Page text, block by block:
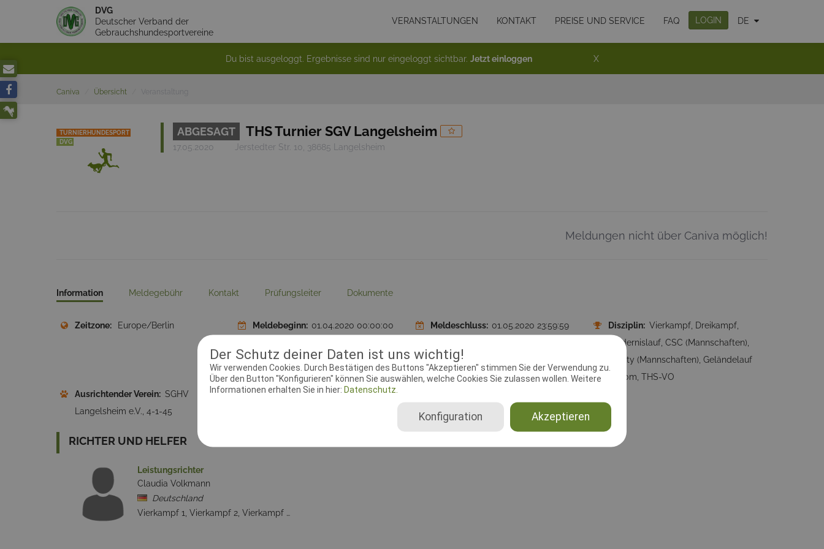
Der Schutz deiner Daten ist uns wichtig!
Wir verwenden Cookies. Durch Bestätigen des Buttons "Akzeptieren" stimmen Sie der Verwendung zu.
Über den Button "Konfigurieren" können Sie auswählen, welche Cookies Sie zulassen wollen. Weitere
Informationen erhalten Sie in hier: Datenschutz.
Akzeptieren
Konfiguration
DVG
Deutscher Verband der
Gebrauchshundesportvereine
VERANSTALTUNGEN KONTAKT PREISE UND SERVICE FAQ LOGIN DE
Du bist ausgeloggt. Ergebnisse sind nur eingeloggt sichtbar. Jetzt einloggen X
Caniva Übersicht
TURNIERHUNDESPORT
DVG
ABGESAGT THS Turnier SGV Langelsheim
17.05.2020 Jerstedter Str. 10, 38685 Langelsheim
Meldungen nicht über Caniva möglich!
Information Meldegebühr Kontakt Prüfungsleiter Dokumente
Zeitzone: Europe/Berlin Meldebeginn: 01.04.2020 00:00:00 Meldeschluss: 01.05.2020 23:59:59 Disziplin: Vierkampf, Dreikampf,
Hindernislauf, CSC (Mannschaften),
Shorty (Mannschaften), Geländelauf
2000m, THS-VO
Ausrichtender Verein: SGHV
Langelsheim e.V., 4-1-45
Adresse: Jerstedter Str. 10, 38685
RICHTER UND HELFER
Leistungsrichter
Claudia Volkmann
Deutschland
Vierkampf 1, Vierkampf 2, Vierkampf 3, Dreikampf 1, Dreikampf 2, Dreikampf 3, Hindernislauf, CSC (Mannschaften), Shorty (Mannschaften), Geländelauf 2000m, THS-VO A+B